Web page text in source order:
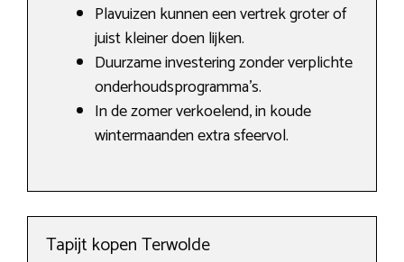
Plavuizen kunnen een vertrek groter of
juist kleiner doen lijken.
Duurzame investering zonder verplichte
onderhoudsprogramma’s.
In de zomer verkoelend, in koude
wintermaanden extra sfeervol.
Tapijt kopen Terwolde